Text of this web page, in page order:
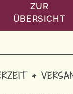
ZUR
ÜBERSICHT
&